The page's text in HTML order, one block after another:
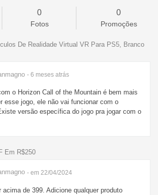
0
Fotos
0
Promoções
De Realidade Virtual VR Para PS5, Branco
- 6 meses atrás
o Horizon Call of the Mountain é bem mais
esse jogo, ele não vai funcionar com o
versão específica do jogo pra jogar com o
Em R$250
- em 22/04/2024
de 399. Adicione qualquer produto